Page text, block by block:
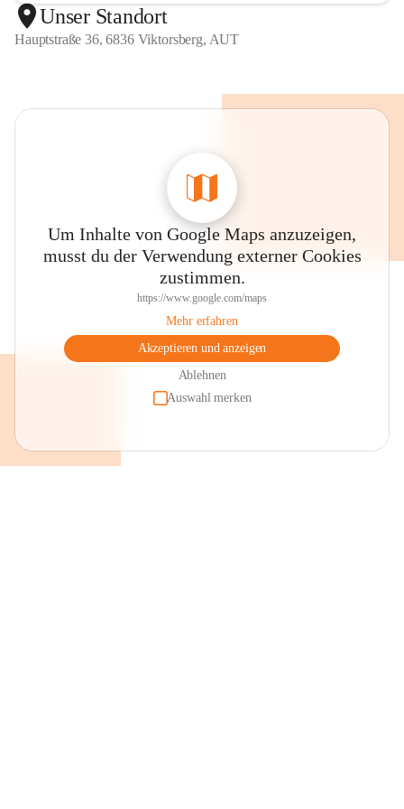
Unser Standort
Hauptstraße 36, 6836 Viktorsberg, AUT
Um Inhalte von Google Maps anzuzeigen,
musst du der Verwendung externer Cookies
zustimmen.
https://www.google.com/maps
Mehr erfahren
Akzeptieren und anzeigen
Ablehnen
Auswahl merken